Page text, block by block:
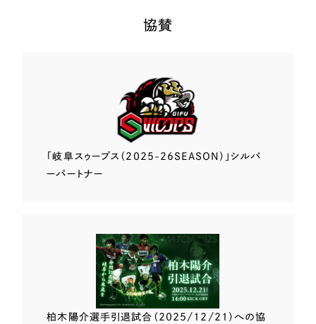
協賛
「岐阜スゥープス （2025-26SEASON）」 シルバ
ーパートナー
柏木陽介選手引退試合（2025/12/21）への協